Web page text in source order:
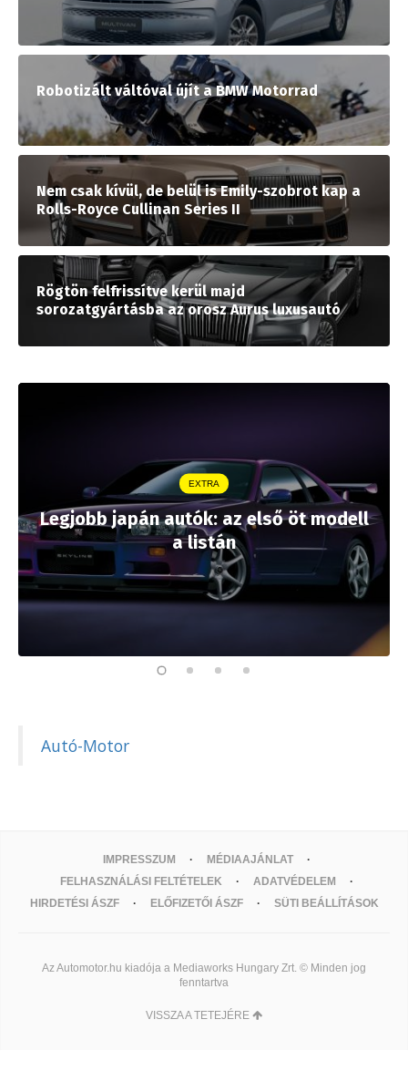
Robotizált váltóval újít a BMW Motorrad
Nem csak kívül, de belül is Emily-szobrot kap a
Rolls-Royce Cullinan Series II
Rögtön felfrissítve kerül majd
sorozatgyártásba az orosz Aurus luxusautó
EXTRA
Legjobb japán autók: az első öt modell
a listán
Autó-Motor
IMPRESSZUM
MÉDIAAJÁNLAT
FELHASZNÁLÁSI FELTÉTELEK
ADATVÉDELEM
HIRDETÉSI ÁSZF
ELŐFIZETŐI ÁSZF SÜTI BEÁLLÍTÁSOK
Az Automotor.hu kiadója a Mediaworks Hungary Zrt. © Minden jog
fenntartva
VISSZA A TETEJÉRE